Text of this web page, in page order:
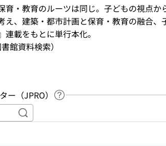
育・教育のルーツは同じ。子どもの視点か
え、建築・都市計画と保育・教育の融合、
載をもとに単行本化。
館資料検索）
ー（JPRO）
ヘルプページへのリンク
キーワードで目次内を検索